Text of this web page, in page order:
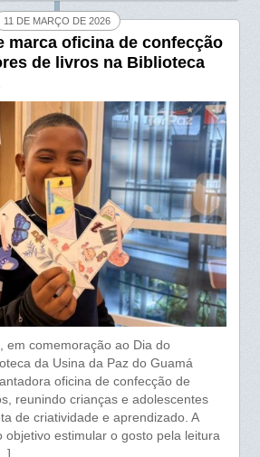
e
11 DE MARÇO DE 2026
marca oficina de confecção
de livros na Biblioteca
em comemoração ao Dia do
da Usina da Paz do Guamá
oficina de confecção de
reunindo crianças e adolescentes
de criatividade e aprendizado. A
objetivo estimular o gosto pela leitura